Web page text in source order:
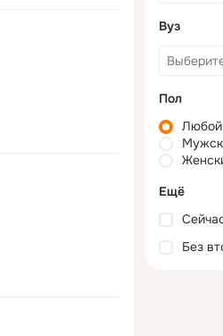
Вуз
Пол
Любой
Ещё
Без